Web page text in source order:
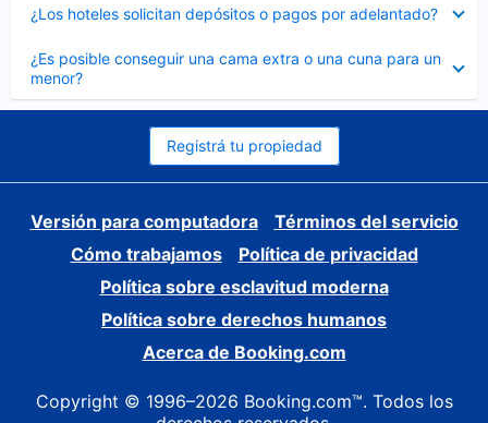
¿Los hoteles solicitan depósitos o pagos por adelantado?
cerrado
¿Es posible conseguir una cama extra o una cuna para un
menor?
cerrado
Registrá tu propiedad
Versión para computadora
Términos del servicio
Cómo trabajamos
Política de privacidad
Política sobre esclavitud moderna
Política sobre derechos humanos
Acerca de Booking.com
Copyright © 1996–2026 Booking.com™. Todos los